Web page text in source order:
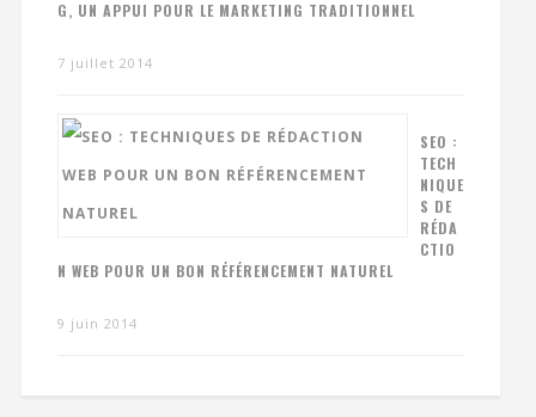
G, UN APPUI POUR LE MARKETING TRADITIONNEL
7 juillet 2014
SEO :
TECH
NIQUE
S DE
RÉDA
CTIO
N WEB POUR UN BON RÉFÉRENCEMENT NATUREL
9 juin 2014